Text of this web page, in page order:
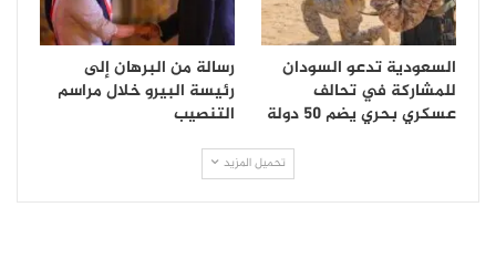
السعودية تدعو السودان
للمشاركة في تحالف
عسكري بحري يضم 50 دولة
رسالة من البرهان إلى
رئيسة البيرو خلال مراسم
التنصيب
تحميل المزيد